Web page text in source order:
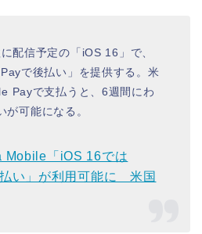
配信予定の「iOS 16」で、
で後払い」を提供する。米
Payで支払うと、6週間にわ
が可能になる。
Mobile「iOS 16では
い」が利用可能に 米国